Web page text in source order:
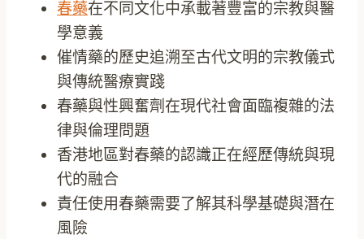
春藥在不同文化中承載著豐富的宗教與醫
學意義
催情藥的歷史追溯至古代文明的宗教儀式
與傳統醫療實踐
春藥與性興奮劑在現代社會面臨複雜的法
律與倫理問題
香港地區對春藥的認識正在經歷傳統與現
代的融合
責任使用春藥需要了解其科學基礎與潛在
風險